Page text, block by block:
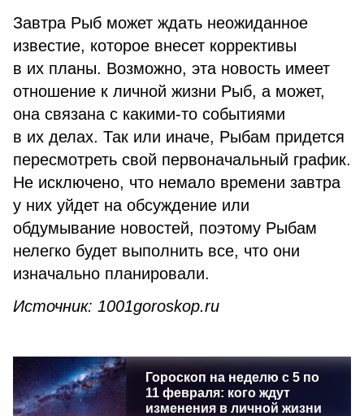
Завтра Рыб может ждать неожиданное
известие, которое внесет коррективы
в их планы. Возможно, эта новость имеет
отношение к личной жизни Рыб, а может,
она связана с какими-то событиями
в их делах. Так или иначе, Рыбам придется
пересмотреть свой первоначальный график.
Не исключено, что немало времени завтра
у них уйдет на обсуждение или
обдумывание новостей, поэтому Рыбам
нелегко будет выполнить все, что они
изначально планировали.
Источник: 1001goroskop.ru
Гороскоп на неделю с 5 по
11 февраля: кого ждут
изменения в личной жизни